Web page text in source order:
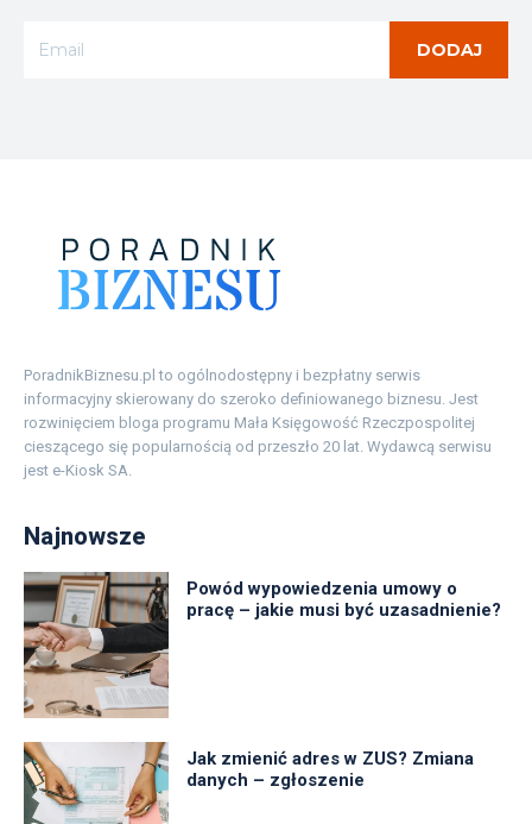
DODAJ
PoradnikBiznesu.pl to ogólnodostępny i bezpłatny serwis
informacyjny skierowany do szeroko definiowanego biznesu. Jest
rozwinięciem bloga programu Mała Księgowość Rzeczpospolitej
cieszącego się popularnością od przeszło 20 lat. Wydawcą serwisu
jest e-Kiosk SA.
Najnowsze
Powód wypowiedzenia umowy o
pracę – jakie musi być uzasadnienie?
Jak zmienić adres w ZUS? Zmiana
danych – zgłoszenie